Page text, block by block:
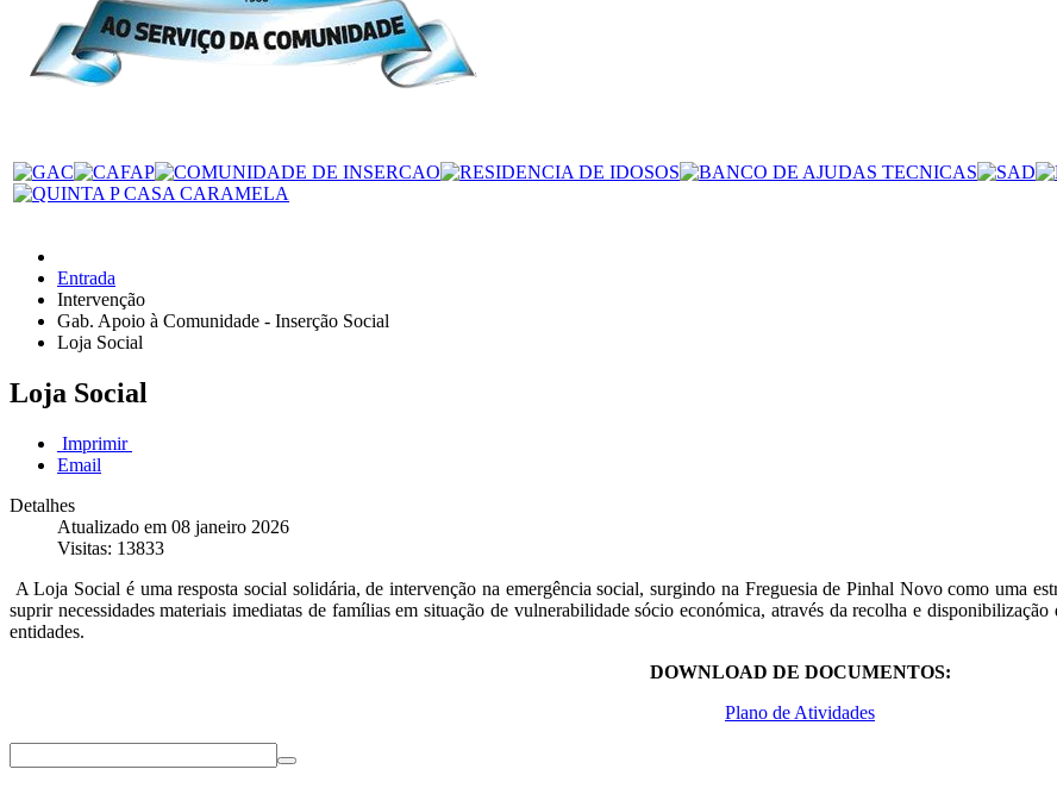
Entrada
Intervenção
Gab. Apoio à Comunidade - Inserção Social
Loja Social
Loja Social
Imprimir
Email
Detalhes
Atualizado em 08 janeiro 2026
Visitas: 13833
A Loja Social é uma resposta social solidária, de intervenção na emergência social, surgindo na Freguesia de Pinhal Novo como uma
suprir necessidades materiais imediatas de famílias em situação de vulnerabilidade sócio económica, através da recolha e
entidades.
DOWNLOAD DE DOCUMENTOS:
Plano de Atividades